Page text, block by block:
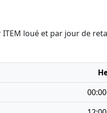
loué et par jour de